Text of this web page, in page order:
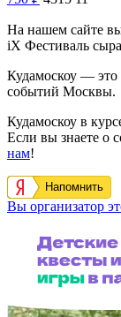
На нашем сайте
iX Фестиваль
Кудамоскоу —
событий Москвы.
Кудамоскоу в
Если вы знаете о
нам!
Напомнить
Вы организатор